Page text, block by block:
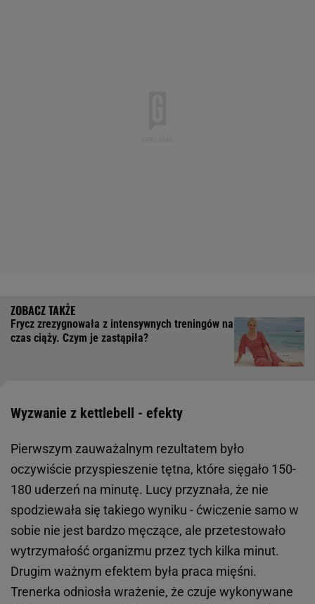
Frycz zrezygnowała z intensywnych treningów na
czas ciąży. Czym je zastąpiła?
Wyzwanie z kettlebell - efekty
Pierwszym zauważalnym rezultatem było
oczywiście przyspieszenie tętna, które sięgało 150-
180 uderzeń na minutę. Lucy przyznała, że nie
spodziewała się takiego wyniku - ćwiczenie samo w
sobie nie jest bardzo męczące, ale przetestowało
wytrzymałość organizmu przez tych kilka minut.
Drugim ważnym efektem była praca mięśni.
Trenerka odniosła wrażenie, że czuje wykonywane